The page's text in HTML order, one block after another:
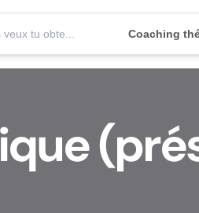
Quel permis veux tu obtenir?